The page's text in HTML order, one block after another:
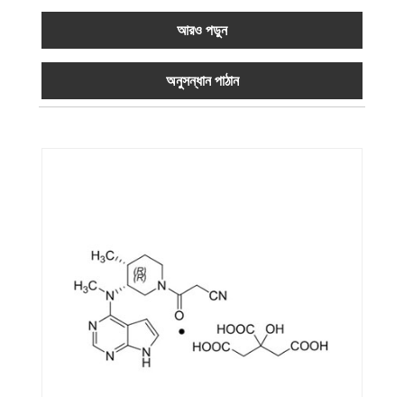
আরও পড়ুন
অনুসন্ধান পাঠান